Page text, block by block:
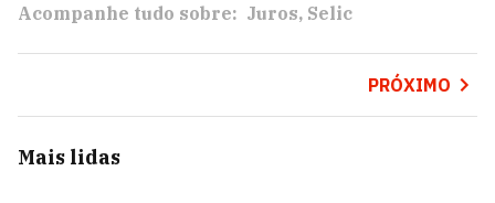
Acompanhe tudo sobre: Juros Selic
PRÓXIMO
Mais lidas